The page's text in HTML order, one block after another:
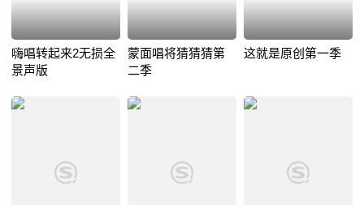
嗨唱转起来2无损全
景声版
蒙面唱将猜猜猜第
二季
这就是原创第一季